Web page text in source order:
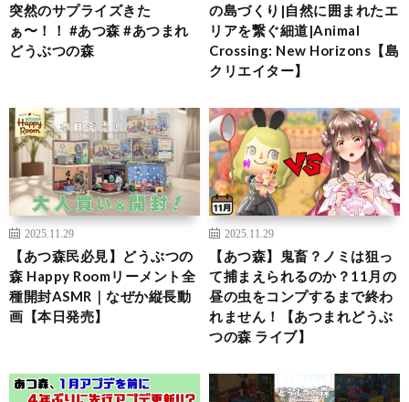
突然のサプライズきた
ぁ〜！！ #あつ森 #あつまれ
どうぶつの森
の島づくり|自然に囲まれたエ
リアを繋ぐ細道|Animal
Crossing: New Horizons【島
クリエイター】
2025.11.29
【あつ森民必見】どうぶつの
森 Happy Roomリーメント全
種開封ASMR｜なぜか縦長動
画【本日発売】
2025.11.29
【あつ森】鬼畜？ノミは狙っ
て捕まえられるのか？11月の
昼の虫をコンプするまで終わ
れません！【あつまれどうぶ
つの森 ライブ】